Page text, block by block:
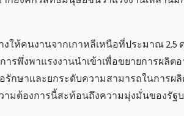
งให้คนงานจากเกาหลีเหนือที่ประมาณ
ารพึ่งพาแรงงานนำเข้าเพื่อขยายการผลิ
รักษาและยกระดับความสามารถในการผ
มต้องการนี้สะท้อนถึงความมุ่งมั่นของรัฐ